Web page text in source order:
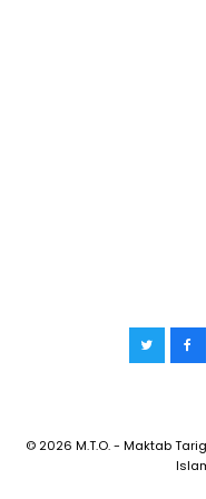
Twitter
© 2026 M.T.O. - Maktab